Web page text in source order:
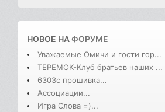
НОВОЕ НАФОРУМЕ
Уважаемые Омичи и гости гор...
ТЕРЕМОК-Клуб братьев наших ...
6303с прошивка...
Ассоциации...
Игра Слова =)...